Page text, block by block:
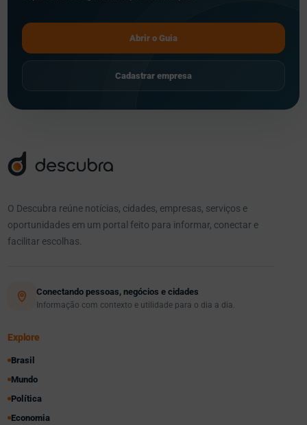
Abrir o Guia
Cadastrar empresa
O Descubra reúne notícias, cidades, empresas, serviços e
oportunidades em um portal feito para informar, conectar e
facilitar escolhas.
Conectando pessoas, negócios e cidades
Informação com contexto e utilidade para o dia a dia.
Explore
Brasil
Mundo
Política
Economia